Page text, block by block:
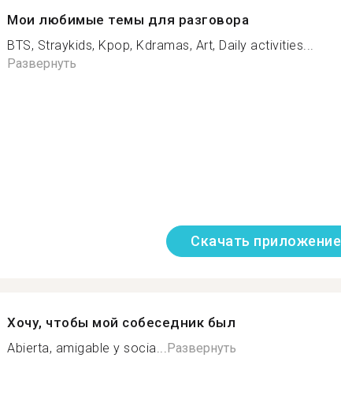
Мои любимые темы для разговора
BTS, Straykids, Kpop, Kdramas, Art, Daily activities...
Развернуть
Скачать приложение
Хочу, чтобы мой собеседник был
Abierta, amigable y socia...Развернуть